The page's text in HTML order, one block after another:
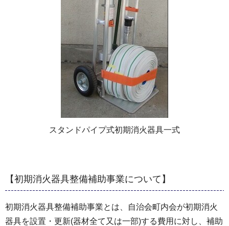
スタンドパイプ式初期消火器具一式
【初期消火器具整備補助事業について】
初期消火器具整備補助事業とは、自治会町内会が初期消火
器具を設置・更新(器材全て又は一部)する費用に対し、補助